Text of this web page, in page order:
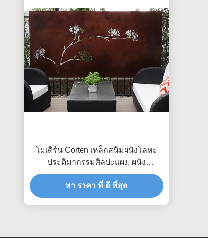
โมเดิร์น Corten เหล็กสนิมผนังโลหะ
ประติมากรรมศิลปะแผง, ผนัง
ประติมากรรมโลหะศิลปะ
หา ราคา ที่ ดี ที่สุด